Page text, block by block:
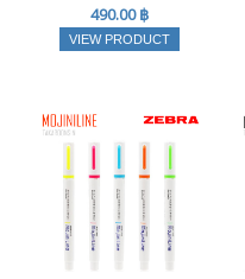
490.00 ฿
VIEW PRODUCT